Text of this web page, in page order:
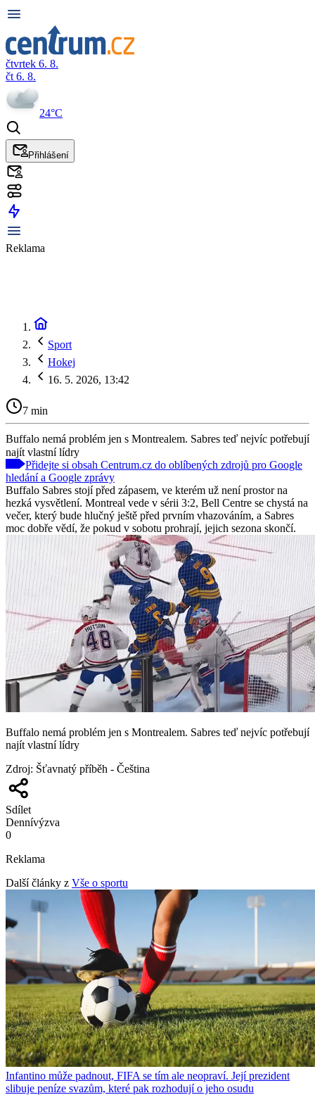
čtvrtek 6. 8.
čt 6. 8.
24°C
Přihlášení
Reklama
Sport
Hokej
16. 5. 2026, 13:42
7 min
Buffalo nemá problém jen s Montrealem. Sabres teď nejvíc potřebují
najít vlastní lídry
Přidejte si obsah Centrum.cz do oblíbených zdrojů pro Google
hledání a Google zprávy
Buffalo Sabres stojí před zápasem, ve kterém už není prostor na
hezká vysvětlení. Montreal vede v sérii 3:2, Bell Centre se chystá na
večer, který bude hlučný ještě před prvním vhazováním, a Sabres
moc dobře vědí, že pokud v sobotu prohrají, jejich sezona skončí.
Buffalo nemá problém jen s Montrealem. Sabres teď nejvíc potřebují
najít vlastní lídry
Zdroj: Šťavnatý příběh - Čeština
Sdílet
Dennívýzva
0
Reklama
Další články z Vše o sportu
Infantino může padnout, FIFA se tím ale neopraví. Její prezident
slibuje peníze svazům, které pak rozhodují o jeho osudu